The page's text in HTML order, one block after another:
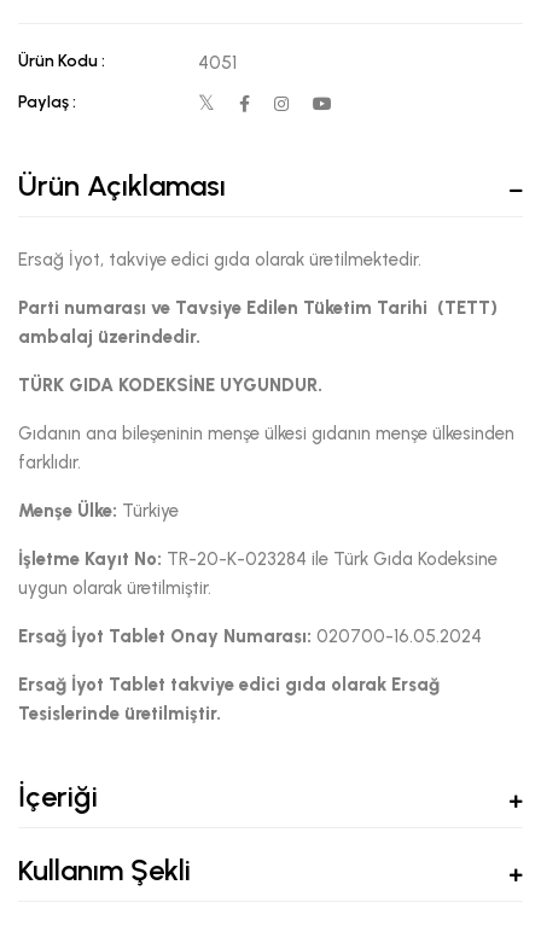
Ürün Kodu : 4051
Paylaş :
Ürün Açıklaması
Ersağ İyot, takviye edici gıda olarak üretilmektedir.
Parti numarası ve Tavsiye Edilen Tüketim Tarihi (TETT)
ambalaj üzerindedir.
TÜRK GIDA KODEKSİNE UYGUNDUR.
Gıdanın ana bileşeninin menşe ülkesi gıdanın menşe ülkesinden
farklıdır.
Menşe Ülke: Türkiye
İşletme Kayıt No: TR-20-K-023284 ile Türk Gıda Kodeksine
uygun olarak üretilmiştir.
Ersağ İyot Tablet Onay Numarası: 020700-16.05.2024
Ersağ İyot Tablet takviye edici gıda olarak Ersağ
Tesislerinde üretilmiştir.
İçeriği
Kullanım Şekli